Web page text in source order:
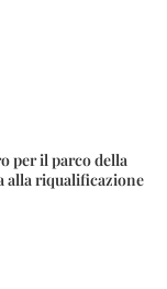
per il parco della
alla riqualificazione